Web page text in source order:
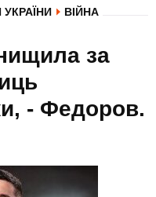
УКРАЇНИ ВІЙНА
за
- Федоров.